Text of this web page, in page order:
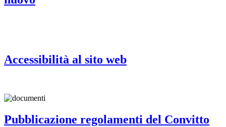
Accessibilità al sito web
Pubblicazione regolamenti del Convitto